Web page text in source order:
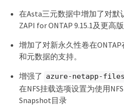
在Asta三元数据中增加了对默
ZAPI for ONTAP 9.15.1及更高
增加了对新永久性卷在
和元数据的支持。
增强了 azure-netapp-files
在NFS挂载选项设置为使用
Snapshot目录